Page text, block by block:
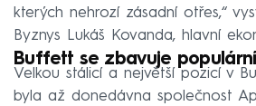
kterých nehrozí zásadní otřes,“
Byznys Lukáš Kovanda, hlavní
Buffett se zbavuje
Velkou stálicí a největší pozicí v
byla až donedávna společnost